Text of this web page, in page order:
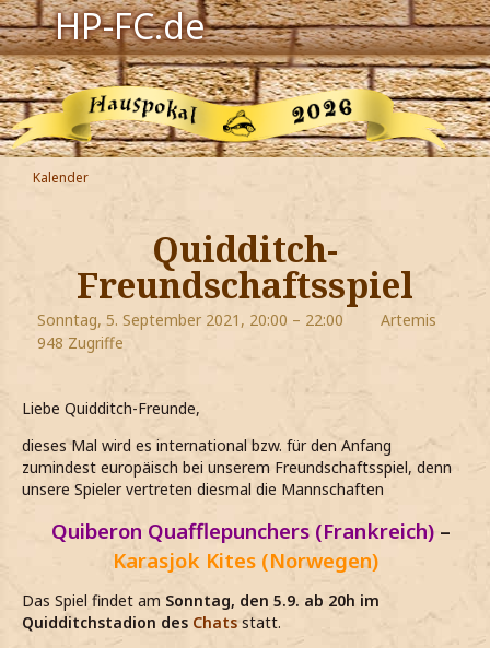
HP-FC.de
Navigation
Harry Potter
Der HP-FC
Hogwarts
Zauberwelt
Willkommen
Jetzt Fanclub-Mitglied werden!
Kalender
Quidditch-
Freundschaftsspiel
Sonntag, 5. September 2021, 20:00 – 22:00
Artemis
948 Zugriffe
Liebe Quidditch-Freunde,
dieses Mal wird es international bzw. für den Anfang
zumindest europäisch bei unserem Freundschaftsspiel, denn
unsere Spieler vertreten diesmal die Mannschaften
Quiberon Quafflepunchers (Frankreich) –
Karasjok Kites (Norwegen)
Das Spiel findet am Sonntag, den 5.9. ab 20h im
Quidditchstadion des Chatsstatt.